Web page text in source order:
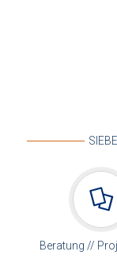
Beratung //